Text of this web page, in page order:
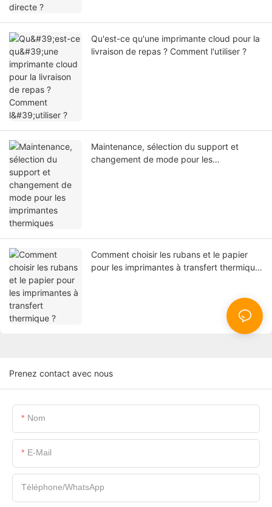
Qu'est-ce qu'une imprimante cloud pour la
livraison de repas ? Comment l'utiliser ?
Maintenance, sélection du support et
changement de mode pour les
Comment choisir les rubans et le papier
pour les imprimantes à transfert thermique
Prenez contact avec nous
Nom
E-Mail
Téléphone/WhatsApp